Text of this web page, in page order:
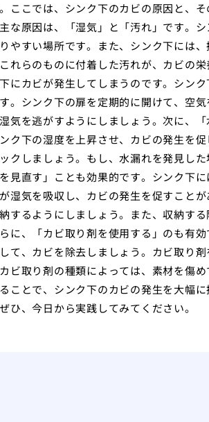
ここでは、シンク下のカビの原因と、
な原因は、「湿気」と「汚れ」です。
やすい場所です。また、シンク下には
れらのものに付着した汚れが、カビの
にカビが発生してしまうのです。シン
。シンク下の扉を定期的に開けて、空
気を逃がすようにしましょう。次に、
ク下の湿度を上昇させ、カビの発生を
クしましょう。もし、水漏れを発見し
を見直す」ことも効果的です。シンク下
湿気を吸収し、カビの発生を促すこと
するようにしましょう。また、収納す
に、「カビ取り剤を使用する」のも有
て、カビを除去しましょう。カビ取り
ビ取り剤の種類によっては、素材を傷
ことで、シンク下のカビの発生を大幅
ひ、今日から実践してみてください。